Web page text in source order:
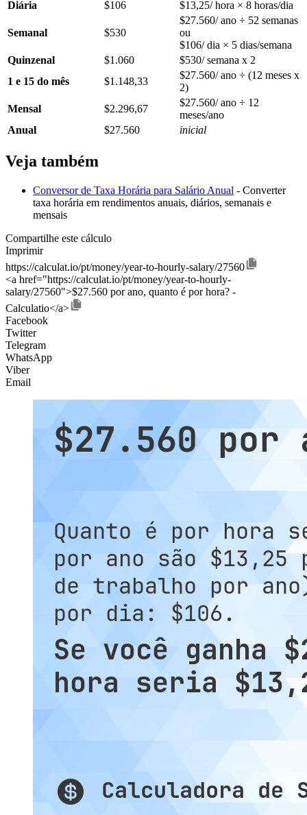
Diária
$106 $13,25/ hora × 8 horas/dia
Semanal $530
$27.560/ ano ÷ 52 semanas
ou
$106/ dia × 5 dias/semana
Quinzenal
$1.060
$530/ semana x 2
1 e 15 do mês
$1.148,33
$27.560/ ano ÷ (12 meses x
2)
Mensal
$2.296,67
$27.560/ ano ÷ 12
meses/ano
Anual
$27.560 inicial
Veja também
Conversor de Taxa Horária para Salário Anual - Converter
taxa horária em rendimentos anuais, diários, semanais e
mensais
Compartilhe este cálculo
Imprimir
https://calculat.io/pt/money/year-to-hourly-salary/27560
<a href="https://calculat.io/pt/money/year-to-hourly-
salary/27560">$27.560 por ano, quanto é por hora? -
Calculatio</a>
Facebook
Twitter
Telegram
WhatsApp
Viber
Email